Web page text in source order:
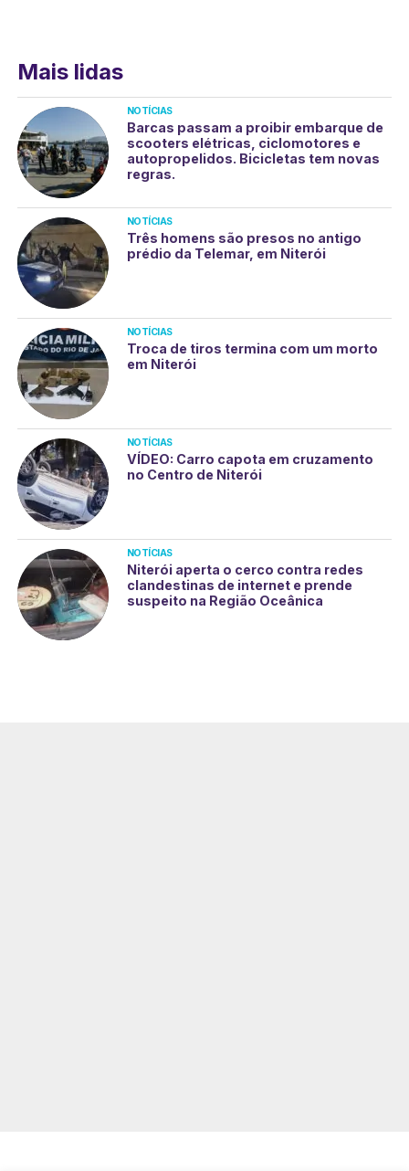
Mais lidas
NOTÍCIAS
Barcas passam a proibir embarque de
scooters elétricas, ciclomotores e
autopropelidos. Bicicletas tem novas
regras.
NOTÍCIAS
Três homens são presos no antigo
prédio da Telemar, em Niterói
NOTÍCIAS
Troca de tiros termina com um morto
em Niterói
NOTÍCIAS
VÍDEO: Carro capota em cruzamento
no Centro de Niterói
NOTÍCIAS
Niterói aperta o cerco contra redes
clandestinas de internet e prende
suspeito na Região Oceânica